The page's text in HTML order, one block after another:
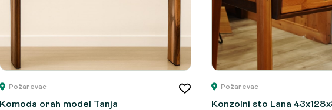
Požarevac
Komoda orah model Tanja
Požarevac
Konzolni sto Lana